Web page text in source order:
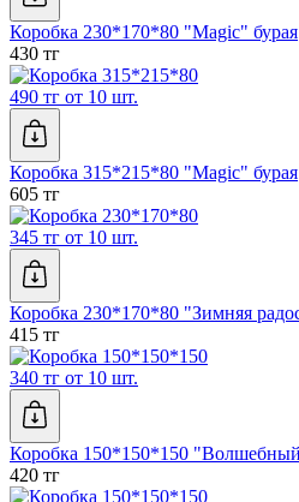
Коробка 230*170*80 "Magic" бурая
430 тг
490 тг от 10 шт.
Коробка 315*215*80 "Magic" бурая
605 тг
345 тг от 10 шт.
Коробка 230*170*80 "Зимняя
415 тг
340 тг от 10 шт.
Коробка 150*150*150
420 тг